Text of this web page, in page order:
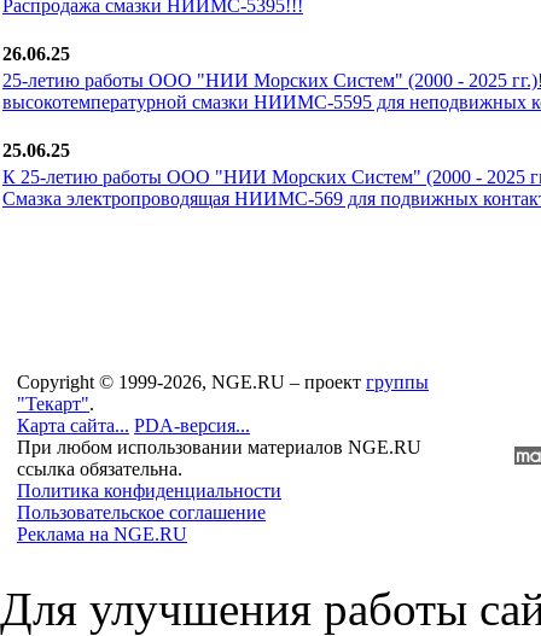
Распродажа смазки НИИМС-5395!!!
26.06.25
25-летию работы ООО "НИИ Морских Систем" (2000 - 2025
высокотемпературной смазки НИИМС-5595 для неподвижных
25.06.25
К 25-летию работы ООО "НИИ Морских Систем" (2000 - 2025
Смазка электропроводящая НИИМС-569 для подвижных
Copyright © 1999-2026, NGE.RU – проект группы
"Текарт".
Карта сайта... PDA-версия...
При любом использовании материалов NGE.RU
ссылка обязательна.
Политика конфиденциальности
Пользовательское соглашение
Реклама на NGE.RU
Для улучшения работы